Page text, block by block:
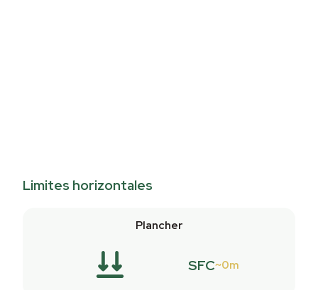
Limites horizontales
Plancher
SFC 0m